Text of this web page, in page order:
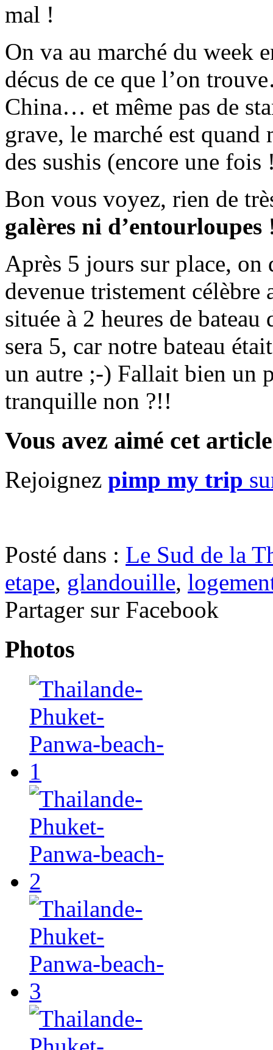
mal !
On va au marché du week
décus de ce que l’on
China… et même pas de
grave, le marché est quand
des sushis (encore une fois
Bon vous voyez, rien de
galères ni d’entourloupes
Après 5 jours sur place,
devenue tristement
située à 2 heures de
sera 5, car notre bateau
un autre ;-) Fallait bien un
tranquille non ?!!
Vous avez aimé cet
Rejoignez pimp my trip
Posté dans : Le Sud de la
etape, glandouille,
Partager sur Facebook
Photos